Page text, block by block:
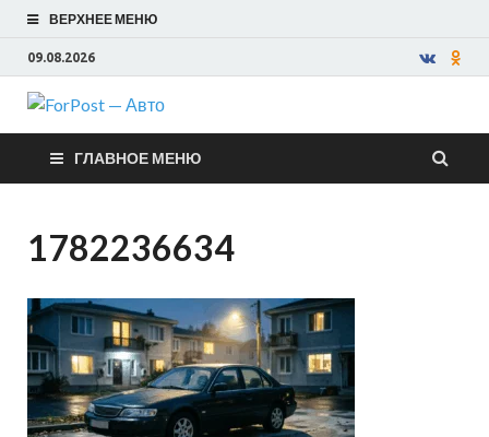
ВЕРХНЕЕ МЕНЮ
09.08.2026
ForPost —
Авто
ГЛАВНОЕ МЕНЮ
1782236634